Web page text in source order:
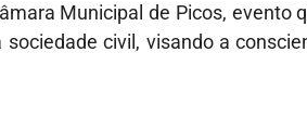
Municipal de Picos, evento
civil, visando a